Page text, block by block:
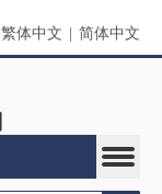
繁体中文 简体中文